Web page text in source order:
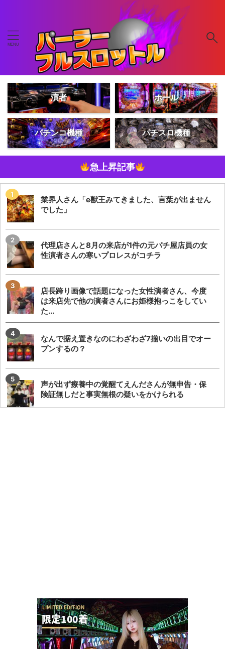
演者 ホール
パチンコ機種 パチスロ機種
急上昇記事
業界人さん「e獣王みてきました、言葉が出ません
でした」
代理店さんと8月の来店が1件の元パチ屋店員の女
性演者さんの寒いプロレスがコチラ
店長跨り画像で話題になった女性演者さん、今度
は来店先で他の演者さんにお姫様抱っこをしてい
た...
なんで据え置きなのにわざわざ7揃いの出目でオー
プンするの？
声が出ず療養中の覚醒てえんださんが無申告・保
険証無しだと事実無根の疑いをかけられる
【やらかし？】Lすーぱぁびん娘が設置台数少ない
のに出まくってて甘いらしい…ビンゴネオ騒動再...